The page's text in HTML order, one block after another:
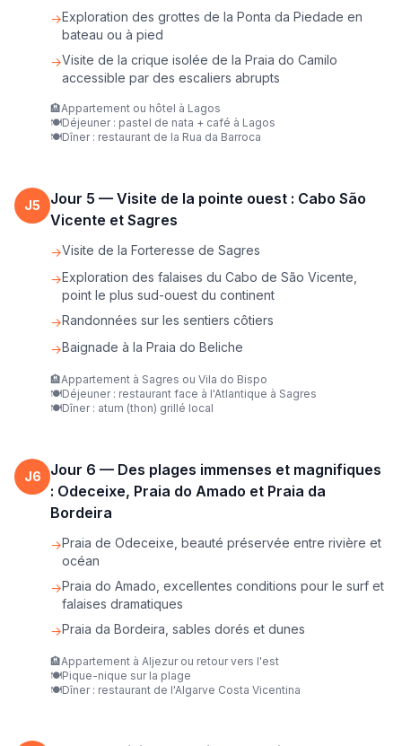
→Exploration des grottes de la Ponta da Piedade en
bateau ou à pied
→Visite de la crique isolée de la Praia do Camilo
accessible par des escaliers abrupts
🏨Appartement ou hôtel à Lagos
🍽️Déjeuner : pastel de nata + café à Lagos
🍽️Dîner : restaurant de la Rua da Barroca
J5 Jour 5 — Visite de la pointe ouest : Cabo São
Vicente et Sagres
→Visite de la Forteresse de Sagres
→Exploration des falaises du Cabo de São Vicente,
point le plus sud-ouest du continent
→Randonnées sur les sentiers côtiers
→Baignade à la Praia do Beliche
🏨Appartement à Sagres ou Vila do Bispo
🍽️Déjeuner : restaurant face à l'Atlantique à Sagres
🍽️Dîner : atum (thon) grillé local
J6 Jour 6 — Des plages immenses et magnifiques
: Odeceixe, Praia do Amado et Praia da
Bordeira
→Praia de Odeceixe, beauté préservée entre rivière et
océan
→Praia do Amado, excellentes conditions pour le surf et
falaises dramatiques
→Praia da Bordeira, sables dorés et dunes
🏨Appartement à Aljezur ou retour vers l'est
🍽️Pique-nique sur la plage
🍽️Dîner : restaurant de l'Algarve Costa Vicentina